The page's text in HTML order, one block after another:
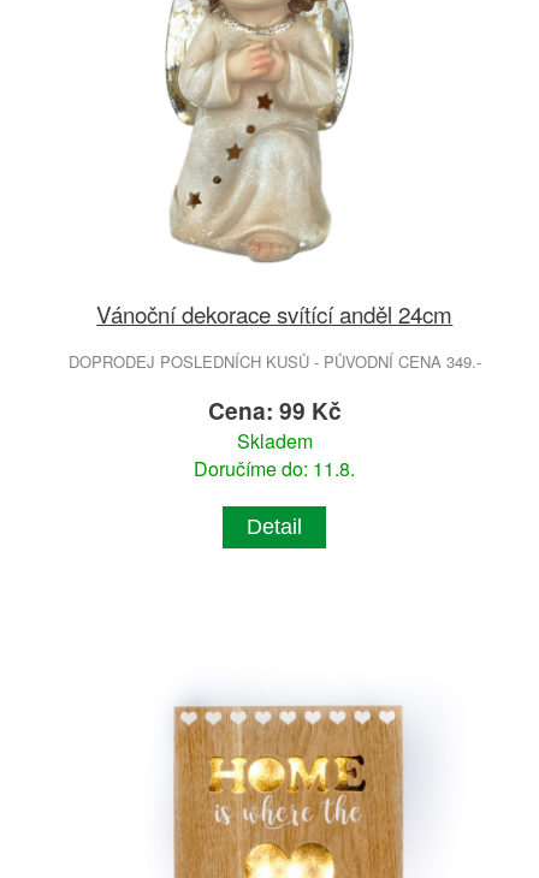
Vánoční dekorace svítící anděl 24cm
DOPRODEJ POSLEDNÍCH KUSŮ - PŮVODNÍ CENA 349.-
Cena: 99 Kč
Skladem
Doručíme do: 11.8.
Detail